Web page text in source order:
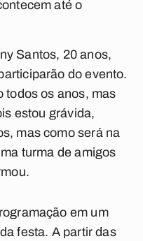
até o
Santos, 20 anos,
do evento.
todos os anos, mas
estou grávida,
mas como será na
turma de amigos
em um
festa. A partir das